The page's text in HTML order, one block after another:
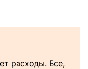
расходы. Все,